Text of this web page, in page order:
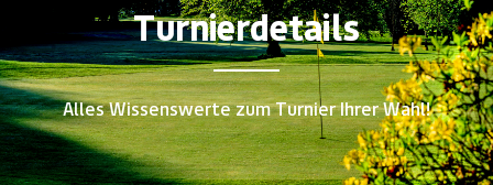
Turnierdetails
Alles Wissenswerte zum Turnier Ihrer Wahl!